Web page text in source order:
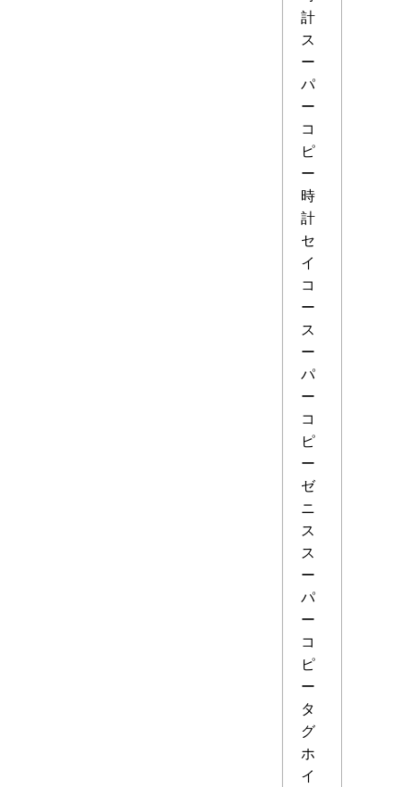
計
ス
ー
パ
ー
コ
ピ
ー
時
計
セ
イ
コ
ー
ス
ー
パ
ー
コ
ピ
ー
ゼ
ニ
ス
ス
ー
パ
ー
コ
ピ
ー
タ
グ
ホ
イ